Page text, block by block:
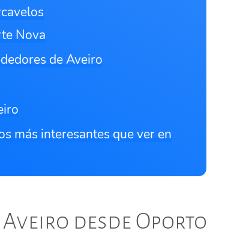
Nova
de Aveiro
más interesantes que ver en
desde Oporto